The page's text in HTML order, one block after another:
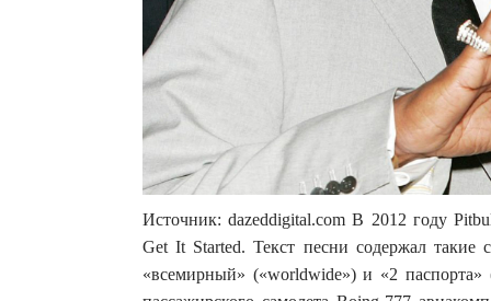
Источник: dazeddigital.com В 2012 году
Get It Started. Текст песни содержал такие
«всемирный» («worldwide») и «2 паспорта»